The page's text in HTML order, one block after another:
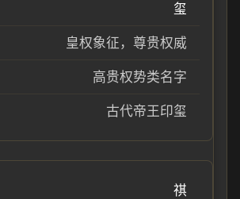
玺
皇权象征，尊贵权威
高贵权势类名字
古代帝王印玺
祺